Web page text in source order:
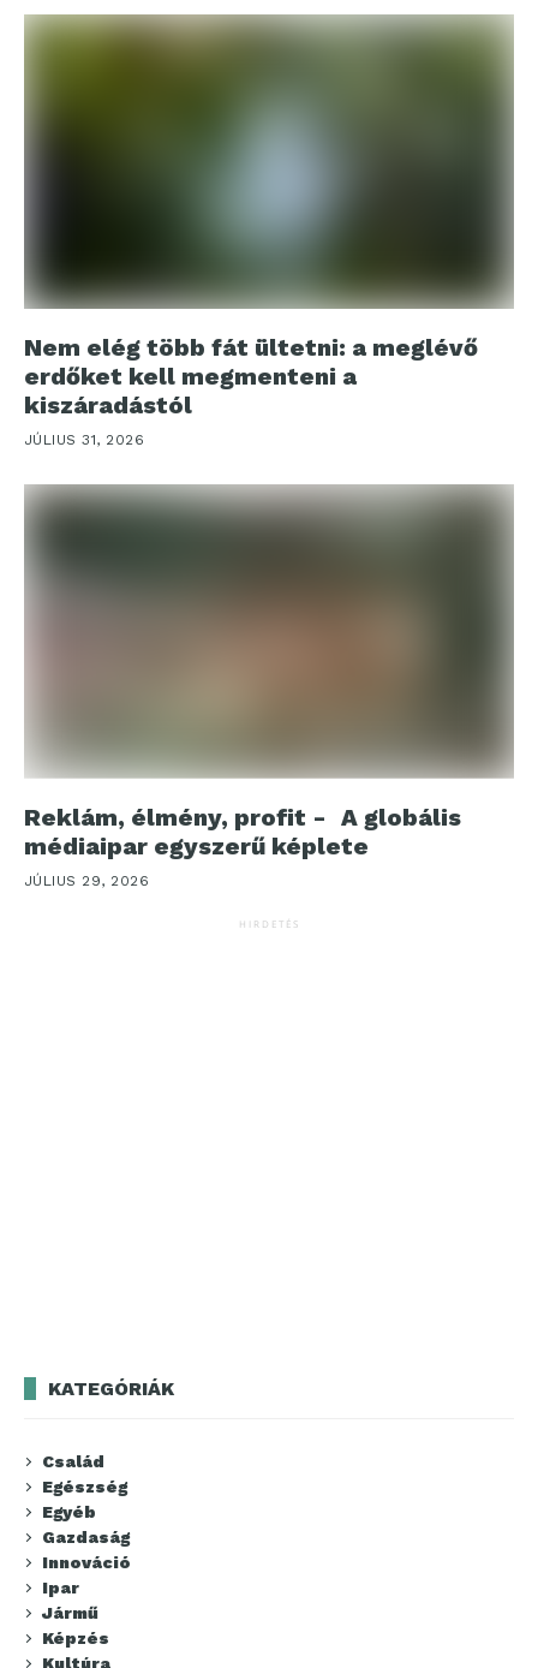
Nem elég több fát ültetni: a meglévő
erdőket kell megmenteni a
kiszáradástól
JÚLIUS 31, 2026
Reklám, élmény, profit - A globális
médiaipar egyszerű képlete
JÚLIUS 29, 2026
HIRDETÉS
KATEGÓRIÁK
Család
Egészség
Egyéb
Gazdaság
Innováció
Ipar
Jármű
Képzés
Kultúra